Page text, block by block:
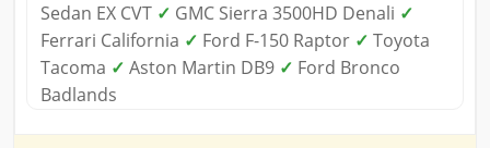
Sedan EX CVT ✓ GMC Sierra 3500HD Denali ✓
Ferrari California ✓ Ford F-150 Raptor ✓ Toyota
Tacoma ✓ Aston Martin DB9 ✓ Ford Bronco
Badlands